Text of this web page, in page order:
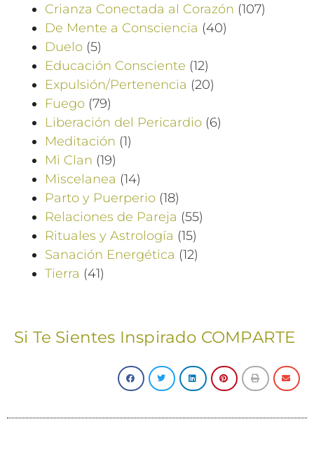
Crianza Conectada al Corazón (107)
De Mente a Consciencia (40)
Duelo (5)
Educación Consciente (12)
Expulsión/Pertenencia (20)
Fuego (79)
Liberación del Pericardio (6)
Meditación (1)
Mi Clan (19)
Miscelanea (14)
Parto y Puerperio (18)
Relaciones de Pareja (55)
Rituales y Astrología (15)
Sanación Energética (12)
Tierra (41)
Si Te Sientes Inspirado COMPARTE